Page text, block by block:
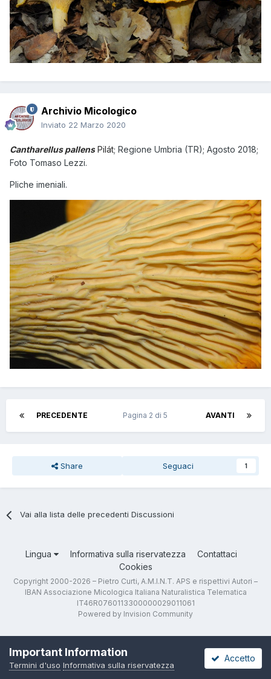
Archivio Micologico
Inviato 22 Marzo 2020
Cantharellus pallens Pilát; Regione Umbria (TR); Agosto 2018;
Foto Tomaso Lezzi.
Pliche imeniali.
PRECEDENTE AVANTI
Pagina 2 di 5
Share Seguaci 1
Vai alla lista delle precedenti Discussioni
Lingua Informativa sulla riservatezza
Contattaci
Cookies
Copyright 2000-2026 – Pietro Curti, A.M.I.N.T. APS e rispettivi Autori –
IBAN Associazione Micologica Italiana Naturalistica Telematica
IT46R0760113300000029011061
Powered by Invision Community
Important Information
Termini d'uso Informativa sulla riservatezza
Accetto